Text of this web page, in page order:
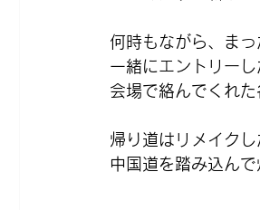
何時もながら、ま
一緒にエントリー
会場で絡んでくれ
帰り道はリメイク
中国道を踏み込ん